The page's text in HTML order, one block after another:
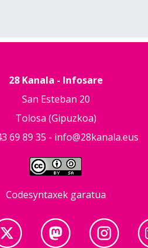
28 Kanala - Infosare
San Esteban 20
Tolosa (Gipuzkoa)
69 89 35 - info@28kanala.eus
Codesyntaxek garatua